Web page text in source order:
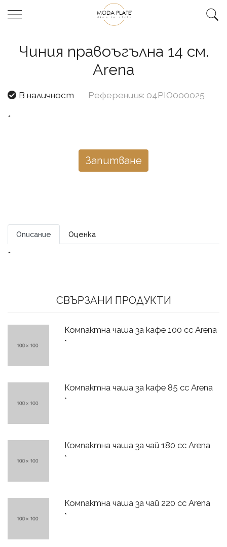
Чиния правоъгълна 14 см.
Arena
В наличност Референция: 04PIO000025
*
Запитване
Описание Оценка
*
СВЪРЗАНИ ПРОДУКТИ
Компактна чаша за кафе 100 сс Arena
*
Компактна чаша за кафе 85 сс Arena
*
Компактна чаша за чай 180 сс Arena
*
Компактна чаша за чай 220 сс Arena
*